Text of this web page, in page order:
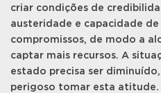
criar condições de
austeridade e capacidade
compromissos, de modo a
captar mais recursos. A
estado precisa ser
perigoso tomar esta atitude.